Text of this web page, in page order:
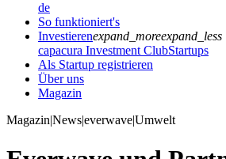
de
So funktioniert's
Investierenexpand_moreexpand_less
capacura Investment ClubStartups
Als Startup registrieren
Über uns
Magazin
Magazin|News|everwave|Umwelt